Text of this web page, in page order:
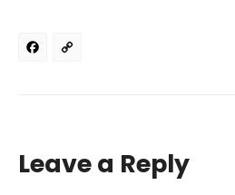
Facebook
Leave a Reply